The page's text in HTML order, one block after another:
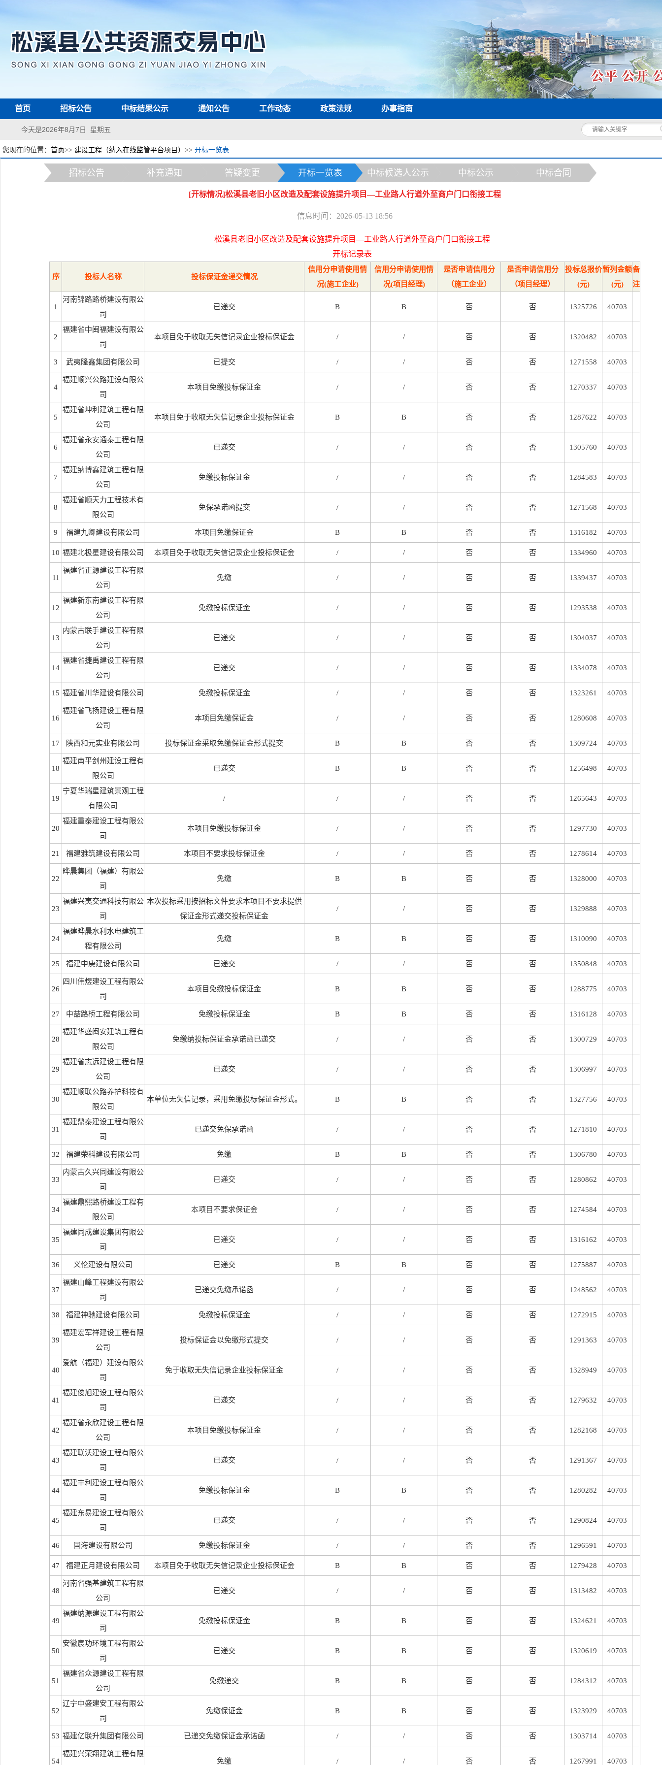
首页 招标公告 中标结果公示 通知公告 工作动态 政策法规 办事指南
今天是2026年8月7日 星期五
您现在的位置： 首页>> 建设工程（纳入在线监管平台项目） >> 开标一览表
招标公告 补充通知 答疑变更 开标一览表 中标候选人公示 中标公示 中标合同
[开标情况]松溪县老旧小区改造及配套设施提升项目—工业路人行道外至商户门口衔接工程
信息时间：2026-05-13 18:56
松溪县老旧小区改造及配套设施提升项目—工业路人行道外至商户门口衔接工程
开标记录表
序 投标人名称 投标保证金递交情况
信用分申请使用情
况(施工企业)
信用分申请使用情
况(项目经理)
是否申请信用分
（施工企业）
是否申请信用分
（项目经理）
投标总报价
(元)
暂列金额
(元)
备
注
1
河南锦路路桥建设有限公
司
已递交 B B 否 否 1325726 40703
2
福建省中闽福建设有限公
司
本项目免于收取无失信记录企业投标保证金 / / 否 否 1320482 40703
3 武夷隆鑫集团有限公司 已提交 / / 否 否 1271558 40703
4
福建顺兴公路建设有限公
司
本项目免缴投标保证金 / / 否 否 1270337 40703
5
福建省坤利建筑工程有限
公司
本项目免于收取无失信记录企业投标保证金 B B 否 否 1287622 40703
6
福建省永安通泰工程有限
公司
已递交 / / 否 否 1305760 40703
7
福建纳博鑫建筑工程有限
公司
免缴投标保证金 / / 否 否 1284583 40703
8
福建省顺天力工程技术有
限公司
免保承诺函提交 / / 否 否 1271568 40703
9 福建九卿建设有限公司 本项目免缴保证金 B B 否 否 1316182 40703
10 福建北极星建设有限公司 本项目免于收取无失信记录企业投标保证金 / / 否 否 1334960 40703
11
福建省正源建设工程有限
公司
免缴 / / 否 否 1339437 40703
12
福建新东南建设工程有限
公司
免缴投标保证金 / / 否 否 1293538 40703
13
内蒙古联手建设工程有限
公司
已递交 / / 否 否 1304037 40703
14
福建省捷禹建设工程有限
公司
已递交 / / 否 否 1334078 40703
15 福建省川华建设有限公司 免缴投标保证金 / / 否 否 1323261 40703
16
福建省飞扬建设工程有限
公司
本项目免缴保证金 / / 否 否 1280608 40703
17 陕西和元实业有限公司 投标保证金采取免缴保证金形式提交 B B 否 否 1309724 40703
18
福建南平剑州建设工程有
限公司
已递交 B B 否 否 1256498 40703
19
宁夏华瑞星建筑景观工程
有限公司
/ / / 否 否 1265643 40703
20
福建重泰建设工程有限公
司
本项目免缴投标保证金 / / 否 否 1297730 40703
21 福建雅筑建设有限公司 本项目不要求投标保证金 / / 否 否 1278614 40703
22
晔晨集团（福建）有限公
司
免缴 B B 否 否 1328000 40703
23
福建兴夷交通科技有限公
司
本次投标采用按招标文件要求本项目不要求提供
保证金形式递交投标保证金
/ / 否 否 1329888 40703
24
福建晔晨水利水电建筑工
程有限公司
免缴 B B 否 否 1310090 40703
25 福建中庚建设有限公司 已递交 / / 否 否 1350848 40703
26
四川伟煜建设工程有限公
司
本项目免缴投标保证金 B B 否 否 1288775 40703
27 中喆路桥工程有限公司 免缴投标保证金 B B 否 否 1316128 40703
28
福建华盛闽安建筑工程有
限公司
免缴纳投标保证金承诺函已递交 / / 否 否 1300729 40703
29
福建省志远建设工程有限
公司
已递交 / / 否 否 1306997 40703
30
福建顺联公路养护科技有
限公司
本单位无失信记录，采用免缴投标保证金形式。 B B 否 否 1327756 40703
31
福建鼎泰建设工程有限公
司
已递交免保承诺函 / / 否 否 1271810 40703
32 福建荣科建设有限公司 免缴 B B 否 否 1306780 40703
33
内蒙古久兴同建设有限公
司
已递交 / / 否 否 1280862 40703
34
福建鼎熙路桥建设工程有
限公司
本项目不要求保证金 / / 否 否 1274584 40703
35
福建同成建设集团有限公
司
已递交 / / 否 否 1316162 40703
36 义伦建设有限公司 已递交 B B 否 否 1275887 40703
37
福建山峰工程建设有限公
司
已递交免缴承诺函 / / 否 否 1248562 40703
38 福建神驰建设有限公司 免缴投标保证金 / / 否 否 1272915 40703
39
福建宏军祥建设工程有限
公司
投标保证金以免缴形式提交 / / 否 否 1291363 40703
40
爱航（福建）建设有限公
司
免于收取无失信记录企业投标保证金 / / 否 否 1328949 40703
41
福建俊旭建设工程有限公
司
已递交 / / 否 否 1279632 40703
42
福建省永欣建设工程有限
公司
本项目免缴投标保证金 / / 否 否 1282168 40703
43
福建联沃建设工程有限公
司
已递交 / / 否 否 1291367 40703
44
福建丰利建设工程有限公
司
免缴投标保证金 B B 否 否 1280282 40703
45
福建东易建设工程有限公
司
已递交 / / 否 否 1290824 40703
46 国海建设有限公司 免缴投标保证金 / / 否 否 1296591 40703
47 福建正月建设有限公司 本项目免于收取无失信记录企业投标保证金 B B 否 否 1279428 40703
48
河南省强基建筑工程有限
公司
已递交 / / 否 否 1313482 40703
49
福建纳源建设工程有限公
司
免缴投标保证金 B B 否 否 1324621 40703
50
安徽宸功环境工程有限公
司
已递交 B B 否 否 1320619 40703
51
福建省众源建设工程有限
公司
免缴递交 B B 否 否 1284312 40703
52
辽宁中盛建安工程有限公
司
免缴保证金 B B 否 否 1323929 40703
53 福建亿联升集团有限公司 已递交免缴保证金承诺函 / / 否 否 1303714 40703
54
福建兴荣翔建筑工程有限
免缴 / / 否 否 1267991 40703